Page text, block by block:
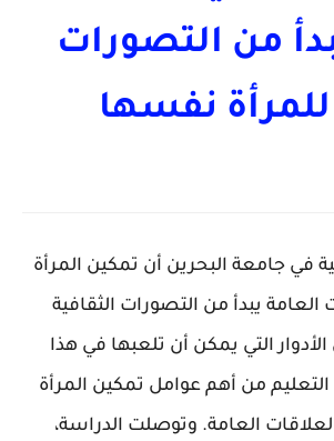
من التصورات
للمرأة نفسها
في جامعة البحرين أن تمكين المرأة
يبدأ من التصورات الثقافية
التي يمكن أن تلعبها في هذا
من أهم عوامل تمكين المرأة
العامة. وتوصلت الدراسة،